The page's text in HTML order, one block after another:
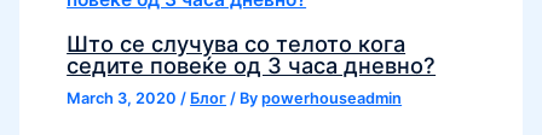
Што се случува со телото кога
седите повеќе од 3 часа дневно?
March 3, 2020 / Блог / Bypowerhouseadmin